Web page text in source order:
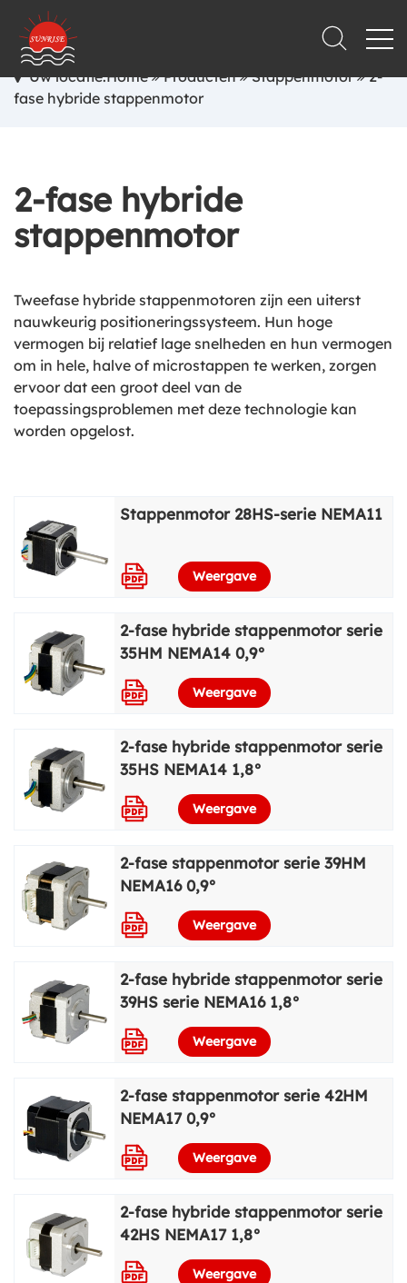
Uw locatie:Home Producten Stappenmotor
2-
fase hybride stappenmotor
2-fase hybride
stappenmotor
Tweefase hybride stappenmotoren zijn een uiterst
nauwkeurig positioneringssysteem. Hun hoge
vermogen bij relatief lage snelheden en hun vermogen
om in hele, halve of microstappen te werken, zorgen
ervoor dat een groot deel van de
toepassingsproblemen met deze technologie kan
worden opgelost.
Bekijk meerStappenmotor 28HS-serie NEMA11
Weergave
2-fase hybride stappenmotor serie
35HM NEMA14 0,9°
Weergave
2-fase hybride stappenmotor serie
35HS NEMA14 1,8°
Weergave
2-fase stappenmotor serie 39HM
NEMA16 0,9°
Weergave
2-fase hybride stappenmotor serie
39HS serie NEMA16 1,8°
Weergave
2-fase stappenmotor serie 42HM
NEMA17 0,9°
Weergave
2-fase hybride stappenmotor serie
42HS NEMA17 1,8°
Weergave